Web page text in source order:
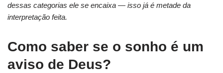
dessas categorias ele se encaixa — isso já é metade da
interpretação feita.
Como saber se o sonho é um
aviso de Deus?